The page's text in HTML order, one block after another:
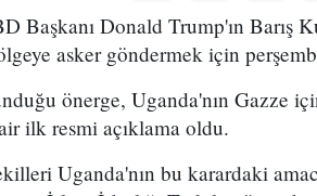
Başkanı Donald Trump'ın Barış
asker göndermek için
önerge, Uganda'nın Gazze
ilk resmi açıklama oldu.
Uganda'nın bu karardaki